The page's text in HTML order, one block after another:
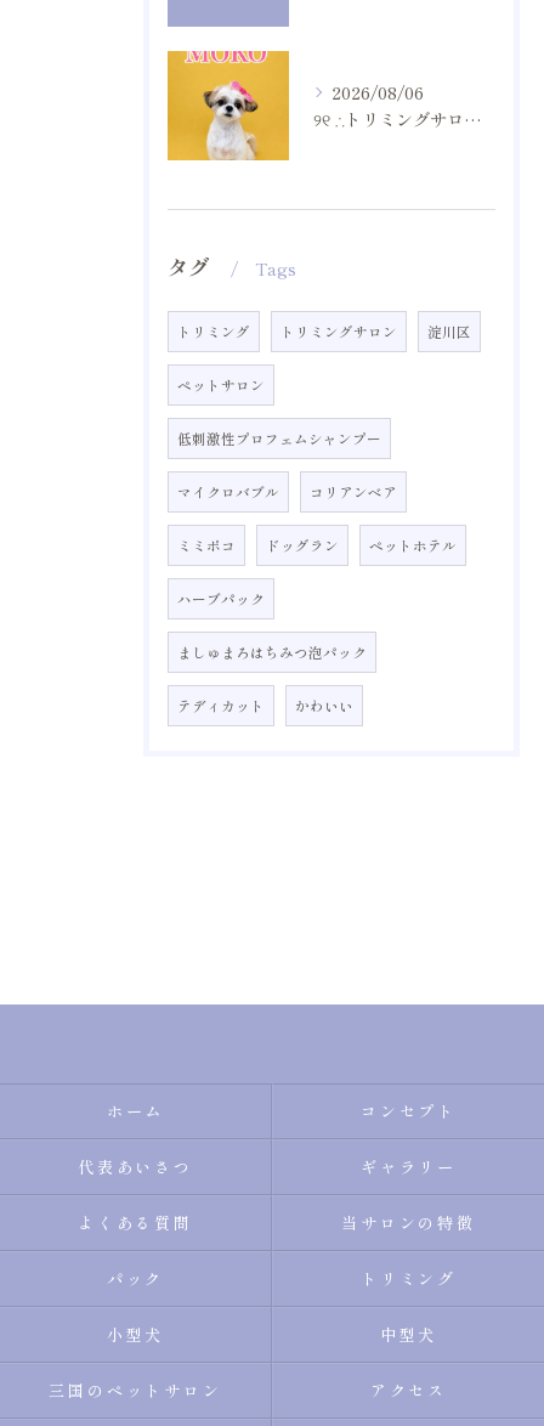
2026/08/06
୨୧ ∴トリミングサロン∴ ୨୧
タグ Tags
トリミング トリミングサロン 淀川区
ペットサロン
低刺激性プロフェムシャンプー
マイクロバブル コリアンベア
ミミポコ ドッグラン ペットホテル
ハーブパック
ましゅまろはちみつ泡パック
テディカット かわいい
ホーム コンセプト
代表あいさつ ギャラリー
よくある質問 当サロンの特徴
パック トリミング
小型犬 中型犬
三国のペットサロン アクセス